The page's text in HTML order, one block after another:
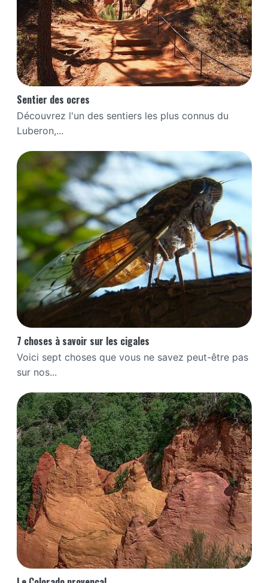
Sentier des ocres
Découvrez l'un des sentiers les plus connus du
Luberon,...
7 choses à savoir sur les cigales
Voici sept choses que vous ne savez peut-être pas
sur nos...